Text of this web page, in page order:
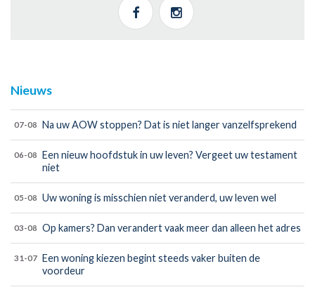
Nieuws
07-08 Na uw AOW stoppen? Dat is niet langer vanzelfsprekend
06-08
Een nieuw hoofdstuk in uw leven? Vergeet uw testament
niet
05-08 Uw woning is misschien niet veranderd, uw leven wel
03-08 Op kamers? Dan verandert vaak meer dan alleen het adres
31-07 Een woning kiezen begint steeds vaker buiten de
voordeur